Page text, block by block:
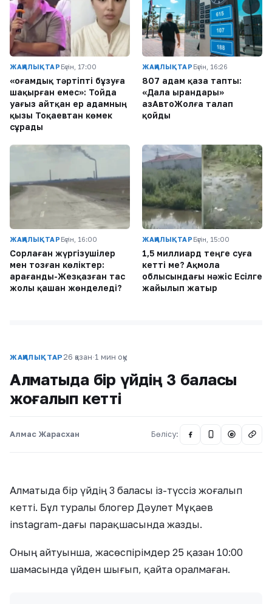
ЖАҢАЛЫҚТАР Бүгін, 17:00
«Қоғамдық тәртіпті бұзуға
шақырған емес»: Тойда
уағыз айтқан ер адамның
қызы Тоқаевтан көмек
сұрады
ЖАҢАЛЫҚТАР Бүгін, 16:26
807 адам қаза тапты:
«Дала Қырандары»
ҚазАвтоЖолға талап
қойды
ЖАҢАЛЫҚТАР Бүгін, 16:00
Сорлаған жүргізушілер
мен тозған көліктер:
Қарағанды-Жезқазған тас
жолы қашан жөнделеді?
ЖАҢАЛЫҚТАР Бүгін, 15:00
1,5 миллиард теңге суға
кетті ме? Ақмола
облысындағы нәжіс Есілге
жайылып жатыр
ЖАҢАЛЫҚТАР 26 қазан·1 мин оқу
Алматыда бір үйдің 3 баласы
жоғалып кетті
Алмас Жарасхан Бөлісу: @
Алматыда бір үйдің 3 баласы із-түссіз жоғалып
кетті. Бұл туралы блогер Дәулет Мұқаев
instagram-дағы парақшасында жазды.
Оның айтуынша, жасөспірімдер 25 қазан 10:00
шамасында үйден шығып, қайта оралмаған.